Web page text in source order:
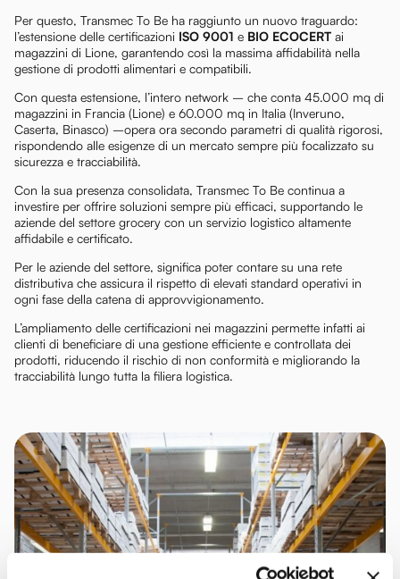
Per questo, Transmec To Be ha raggiunto un nuovo traguardo:
l’estensione delle certificazioni ISO 9001 e BIO ECOCERT ai
magazzini di Lione, garantendo così la massima affidabilità nella
gestione di prodotti alimentari e compatibili.
Con questa estensione, l’intero network – che conta 45.000 mq di
magazzini in Francia (Lione) e 60.000 mq in Italia (Inveruno,
Caserta, Binasco) –opera ora secondo parametri di qualità rigorosi,
rispondendo alle esigenze di un mercato sempre più focalizzato su
sicurezza e tracciabilità.
Con la sua presenza consolidata, Transmec To Be continua a
investire per offrire soluzioni sempre più efficaci, supportando le
aziende del settore grocery con un servizio logistico altamente
affidabile e certificato.
Per le aziende del settore, significa poter contare su una rete
distributiva che assicura il rispetto di elevati standard operativi in
ogni fase della catena di approvvigionamento.
L’ampliamento delle certificazioni nei magazzini permette infatti ai
clienti di beneficiare di una gestione efficiente e controllata dei
prodotti, riducendo il rischio di non conformità e migliorando la
tracciabilità lungo tutta la filiera logistica.